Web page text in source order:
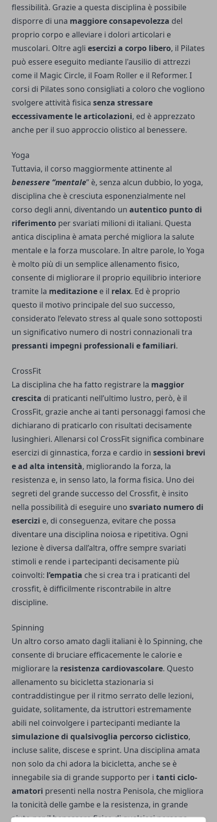
flessibilità. Grazie a questa disciplina è possibile
disporre di una maggiore consapevolezza del
proprio corpo e alleviare i dolori articolari e
muscolari. Oltre agli esercizi a corpo libero, il Pilates
può essere eseguito mediante l'ausilio di attrezzi
come il Magic Circle, il Foam Roller e il Reformer. I
corsi di Pilates sono consigliati a coloro che vogliono
svolgere attività fisica senza stressare
eccessivamente le articolazioni, ed è apprezzato
anche per il suo approccio olistico al benessere.
Yoga
Tuttavia, il corso maggiormente attinente al
benessere “mentale” è, senza alcun dubbio, lo yoga,
disciplina che è cresciuta esponenzialmente nel
corso degli anni, diventando un autentico punto di
riferimento per svariati milioni di italiani. Questa
antica disciplina è amata perché migliora la salute
mentale e la forza muscolare. In altre parole, lo Yoga
è molto più di un semplice allenamento fisico,
consente di migliorare il proprio equilibrio interiore
tramite la meditazione e il relax. Ed è proprio
questo il motivo principale del suo successo,
considerato l’elevato stress al quale sono sottoposti
un significativo numero di nostri connazionali tra
pressanti impegni professionali e familiari.
CrossFit
La disciplina che ha fatto registrare la maggior
crescita di praticanti nell’ultimo lustro, però, è il
CrossFit, grazie anche ai tanti personaggi famosi che
dichiarano di praticarlo con risultati decisamente
lusinghieri. Allenarsi col CrossFit significa combinare
esercizi di ginnastica, forza e cardio in sessioni brevi
e ad alta intensità, migliorando la forza, la
resistenza e, in senso lato, la forma fisica. Uno dei
segreti del grande successo del Crossfit, è insito
nella possibilità di eseguire uno svariato numero di
esercizi e, di conseguenza, evitare che possa
diventare una disciplina noiosa e ripetitiva. Ogni
lezione è diversa dall’altra, offre sempre svariati
stimoli e rende i partecipanti decisamente più
coinvolti: l’empatia che si crea tra i praticanti del
crossfit, è difficilmente riscontrabile in altre
discipline.
Spinning
Un altro corso amato dagli italiani è lo Spinning, che
consente di bruciare efficacemente le calorie e
migliorare la resistenza cardiovascolare. Questo
allenamento su bicicletta stazionaria si
contraddistingue per il ritmo serrato delle lezioni,
guidate, solitamente, da istruttori estremamente
abili nel coinvolgere i partecipanti mediante la
simulazione di qualsivoglia percorso ciclistico,
incluse salite, discese e sprint. Una disciplina amata
non solo da chi adora la bicicletta, anche se è
innegabile sia di grande supporto per i tanti ciclo-
amatori presenti nella nostra Penisola, che migliora
la tonicità delle gambe e la resistenza, in grande
aiuto per il benessere fisico di qualsiasi persona,